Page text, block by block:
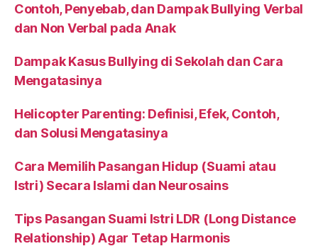
Contoh, Penyebab, dan Dampak Bullying Verbal
dan Non Verbal pada Anak
Dampak Kasus Bullying di Sekolah dan Cara
Mengatasinya
Helicopter Parenting: Definisi, Efek, Contoh,
dan Solusi Mengatasinya
Cara Memilih Pasangan Hidup (Suami atau
Istri) Secara Islami dan Neurosains
Tips Pasangan Suami Istri LDR (Long Distance
Relationship) Agar Tetap Harmonis